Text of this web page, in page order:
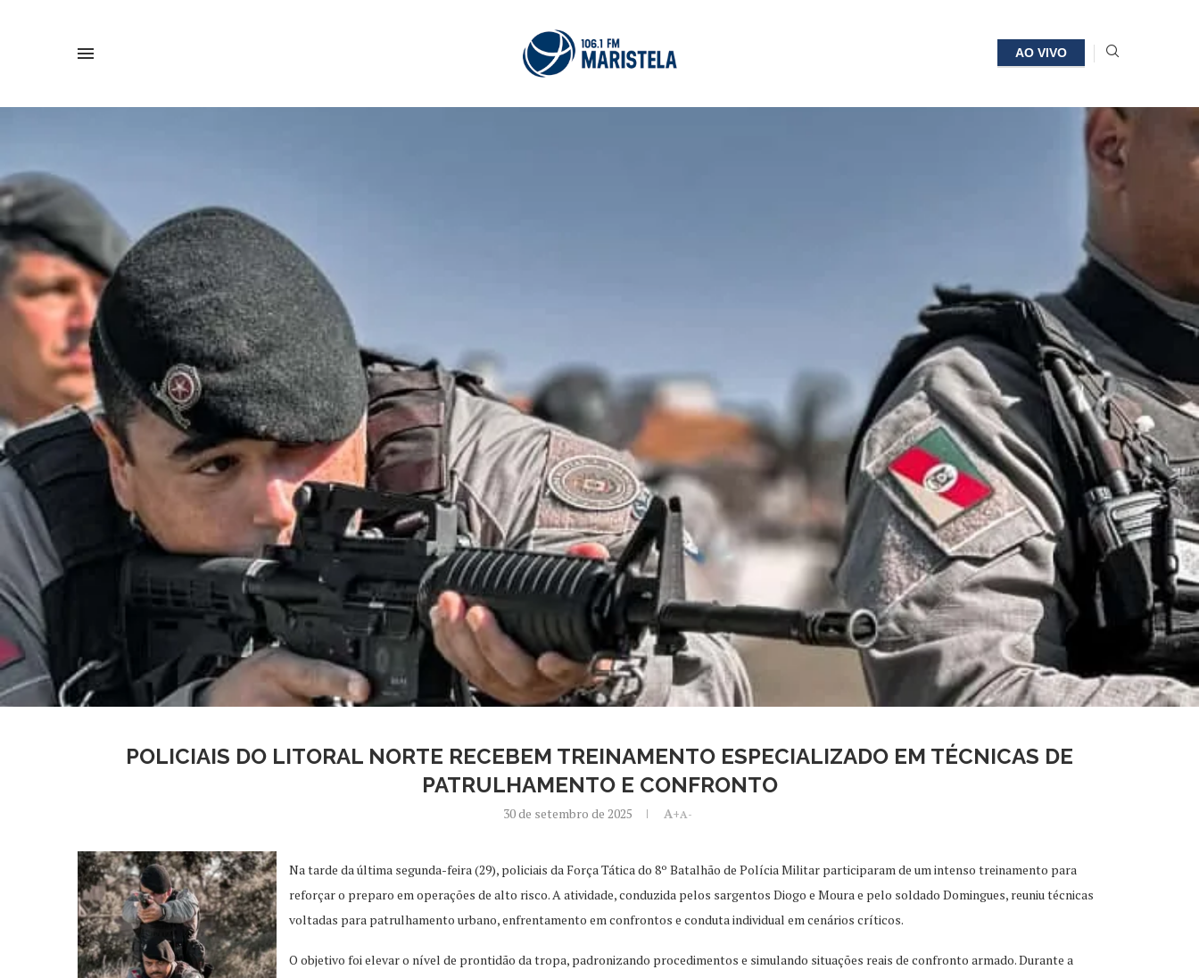
AO VIVO
POLICIAIS DO LITORAL NORTE RECEBEM TREINAMENTO ESPECIALIZADO EM TÉCNICAS DE
PATRULHAMENTO E CONFRONTO
30 de setembro de 2025 A+A-
Na tarde da última segunda-feira (29), policiais da Força Tática do 8º Batalhão de Polícia Militar participaram de um intenso treinamento para
reforçar o preparo em operações de alto risco. A atividade, conduzida pelos sargentos Diogo e Moura e pelo soldado Domingues, reuniu técnicas
voltadas para patrulhamento urbano, enfrentamento em confrontos e conduta individual em cenários críticos.
O objetivo foi elevar o nível de prontidão da tropa, padronizando procedimentos e simulando situações reais de confronto armado. Durante a